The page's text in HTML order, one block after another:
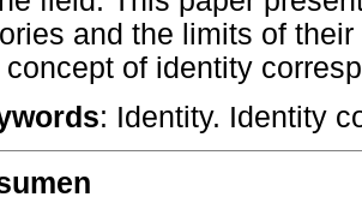
and the limits of
concept of identity
: Identity. Identity